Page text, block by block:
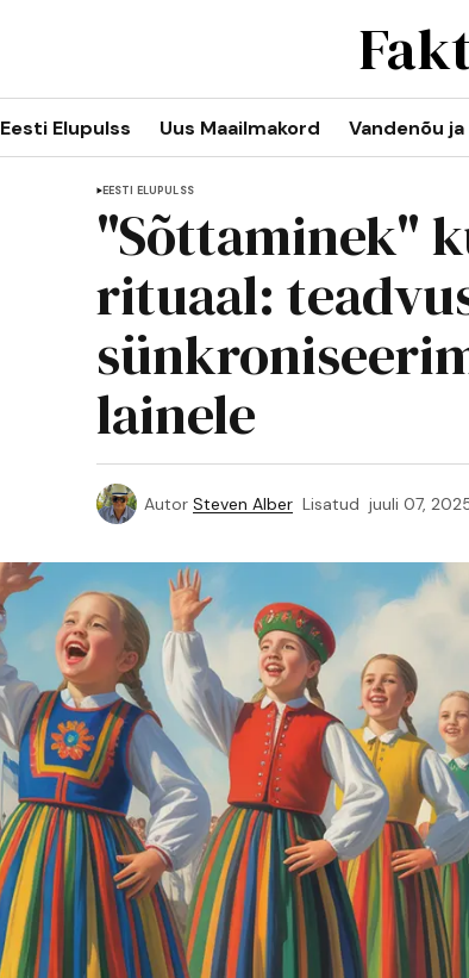
Eesti Elupulss Uus Maailmakord Vandenõu ja
EESTI ELUPULSS
"Sõttaminek"
rituaal:
lainele
Autor Steven Alber Lisatud juuli 07,